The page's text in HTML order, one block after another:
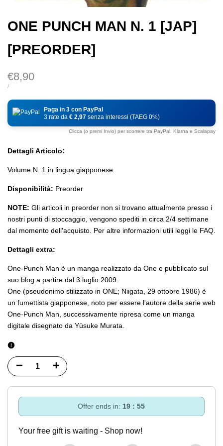
ONE PUNCH MAN N. 1 [JAP]
[PREORDER]
Prezzo
di
vendita
€8,90
PREZZO
UNITÀ
/PER
Paga in 3 con PayPal
3 rate da € 2,97 senza interessi (TAEG 0%)
Clicca (o premi Invio) per scorrere tra PayPal, Klarna e Scalapay
Dettagli Articolo:
Volume N. 1 in lingua giapponese.
Disponibilità: Preorder
NOTE: Gli articoli in preorder non si trovano attualmente presso i
nostri punti di stoccaggio, vengono spediti in circa 2/4 settimane
dal momento dell'acquisto. Per altre informazioni utili leggi le FAQ.
Dettagli extra:
One-Punch Man è un manga realizzato da One e pubblicato sul
suo blog a partire dal 3 luglio 2009.
One (pseudonimo stilizzato in ONE; Niigata, 29 ottobre 1986) è
un fumettista giapponese, noto per essere l'autore della serie web
One-Punch Man, successivamente ripresa come un manga
digitale disegnato da Yūsuke Murata.
Diminuisci
quantità
Incrementa
quantità
Offer ends in: 19 : 55
Your free gift is waiting - Shop now!